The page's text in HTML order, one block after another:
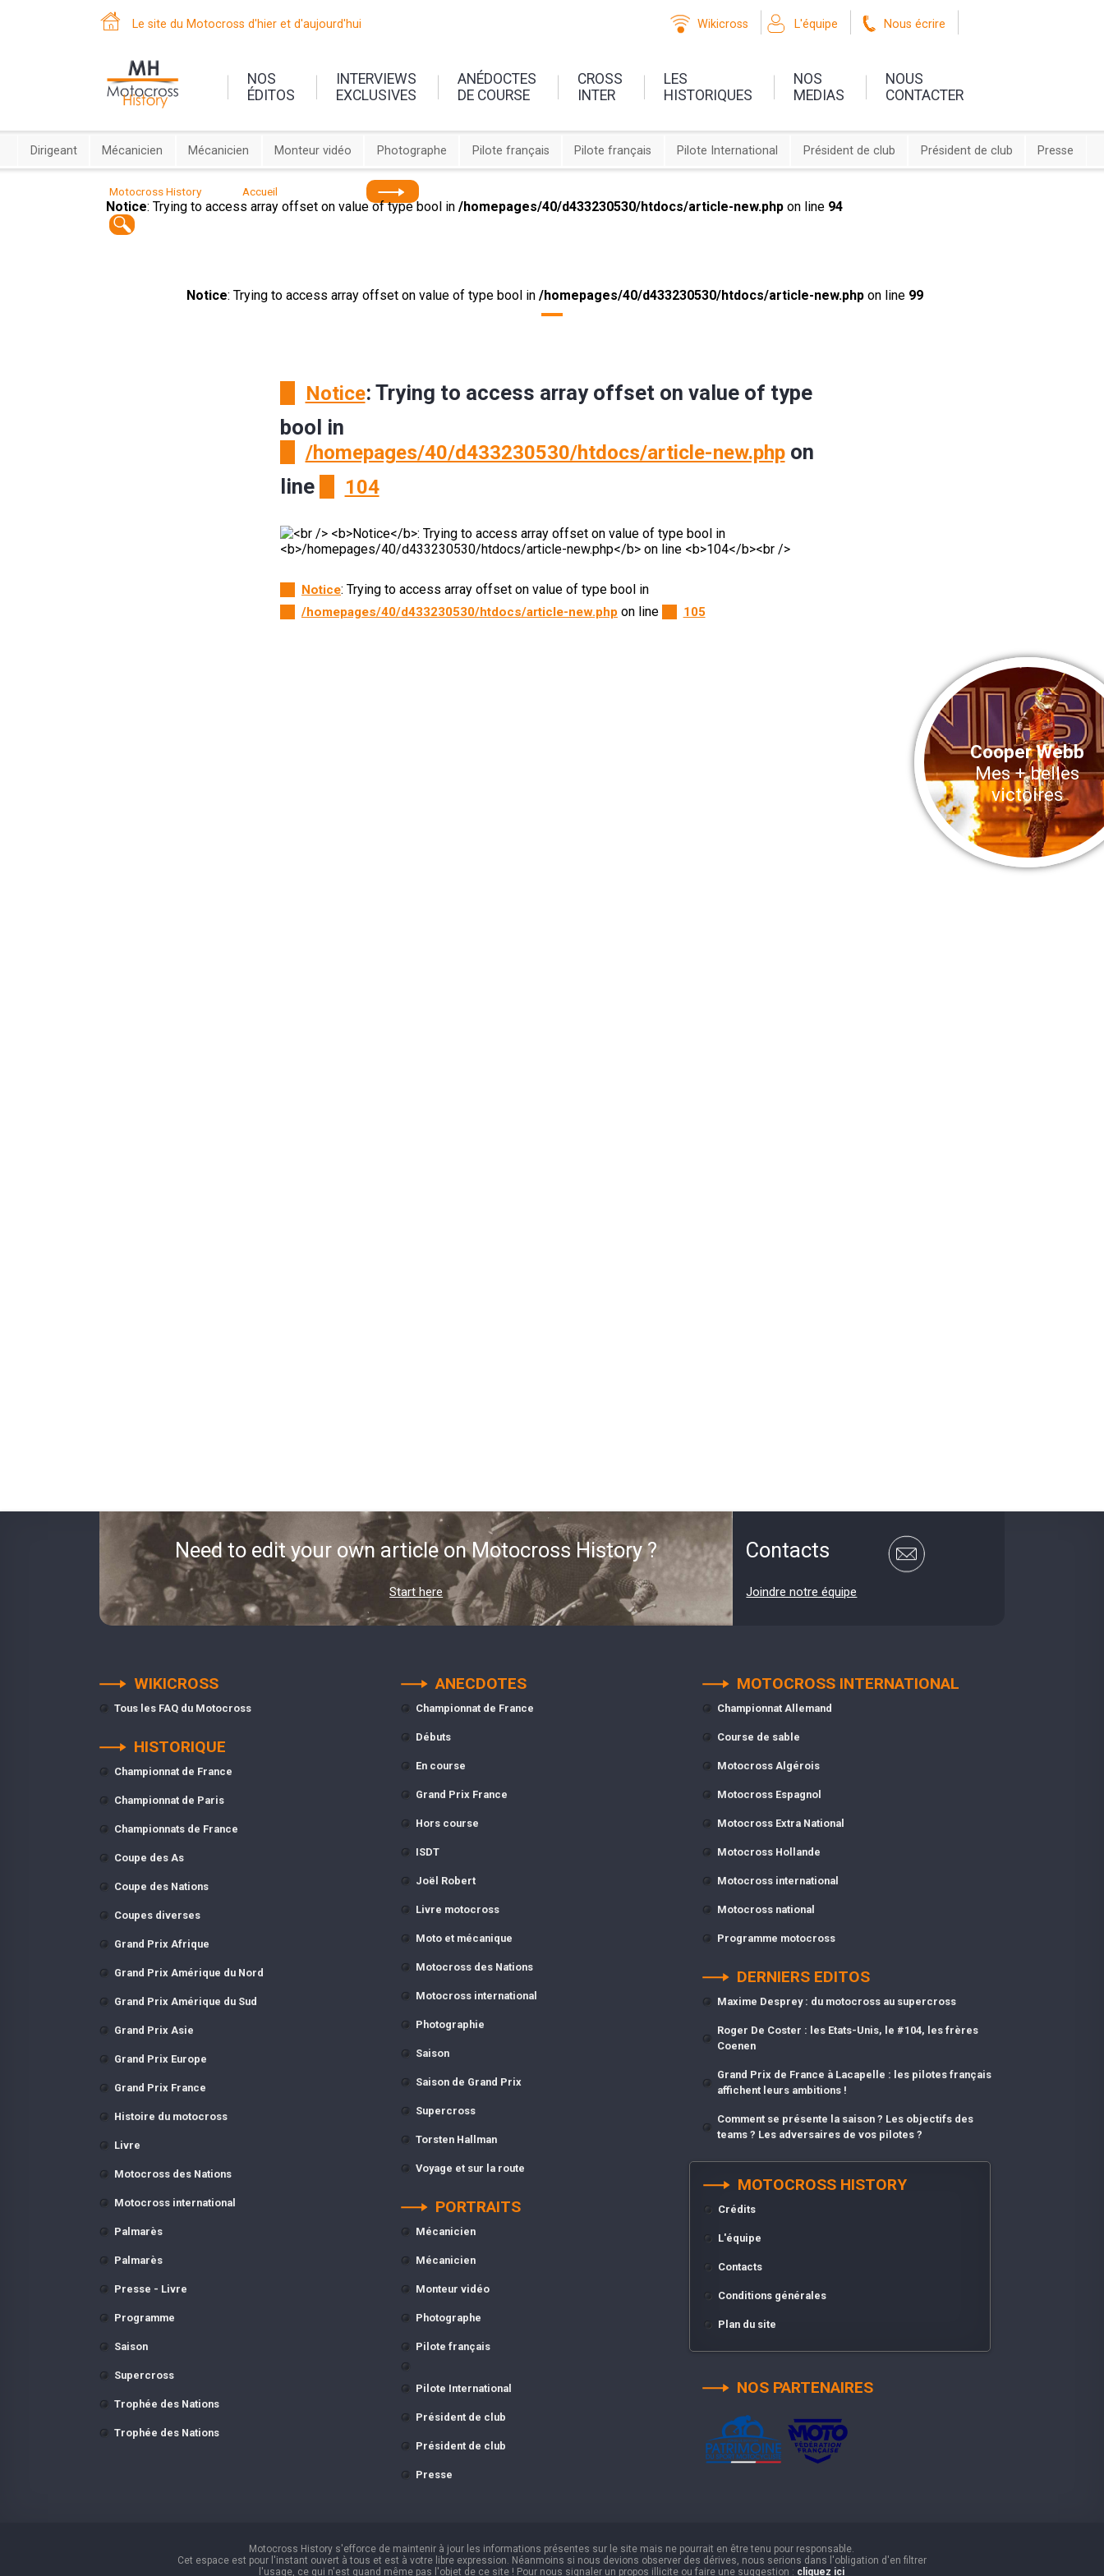
Le site du Motocross d'hier et d'aujourd'hui Wikicross L'équipe Nous écrire
NOS
ÉDITOS
INTERVIEWS
EXCLUSIVES
ANÉDOCTES
DE COURSE
CROSS
INTER
LES
HISTORIQUES
NOS
MEDIAS
NOUS
CONTACTER
Cooper Webb
Mes + belles
victoires
Dirigeant Mécanicien Mécanicien Monteur vidéo Photographe Pilote français Pilote français Pilote International Président de club Président de club Presse
Motocross History Accueil
Notice: Trying to access array offset on value of type bool in /homepages/40/d433230530/htdocs/article-new.phpon line 94
Notice: Trying to access array offset on value of type bool in/homepages/40/d433230530/htdocs/article-new.php on line 99
Notice: Trying to access array offset on value of type
bool in
/homepages/40/d433230530/htdocs/article-new.phpon
line
104
Notice: Trying to access array offset on value of type bool in
/homepages/40/d433230530/htdocs/article-new.php on line 105
Need to edit your own article on Motocross History ?
Start here
Contacts
Joindre notre équipe
WIKICROSS
Tous les FAQ du Motocross
HISTORIQUE
Championnat de France
Championnat de Paris
Championnats de France
Coupe des As
Coupe des Nations
Coupes diverses
Grand Prix Afrique
Grand Prix Amérique du Nord
Grand Prix Amérique du Sud
Grand Prix Asie
Grand Prix Europe
Grand Prix France
Histoire du motocross
Livre
Motocross des Nations
Motocross international
Palmarès
Palmarès
Presse - Livre
Programme
Saison
Supercross
Trophée des Nations
Trophée des Nations
ANECDOTES
Championnat de France
Débuts
En course
Grand Prix France
Hors course
ISDT
Joël Robert
Livre motocross
Moto et mécanique
Motocross des Nations
Motocross international
Photographie
Saison
Saison de Grand Prix
Supercross
Torsten Hallman
Voyage et sur la route
PORTRAITS
Mécanicien
Mécanicien
Monteur vidéo
Photographe
Pilote français
Pilote International
Président de club
Président de club
Presse
MOTOCROSS INTERNATIONAL
Championnat Allemand
Course de sable
Motocross Algérois
Motocross Espagnol
Motocross Extra National
Motocross Hollande
Motocross international
Motocross national
Programme motocross
DERNIERS EDITOS
Maxime Desprey : du motocross au supercross
Roger De Coster : les Etats-Unis, le #104, les frères
Coenen
Grand Prix de France à Lacapelle : les pilotes français
affichent leurs ambitions !
Comment se présente la saison ? Les objectifs des
teams ? Les adversaires de vos pilotes ?
MOTOCROSS HISTORY
Crédits
L'équipe
Contacts
Conditions générales
Plan du site
NOS PARTENAIRES
Motocross History s'efforce de maintenir à jour les informations présentes sur le site mais ne pourrait en être tenu pour responsable.
Cet espace est pour l'instant ouvert à tous et est à votre libre expression. Néanmoins si nous devions observer des dérives, nous serions dans l'obligation d'en filtrer
l'usage, ce qui n'est quand même pas l'objet de ce site ! Pour nous signaler un propos illicite ou faire une suggestion : cliquez ici